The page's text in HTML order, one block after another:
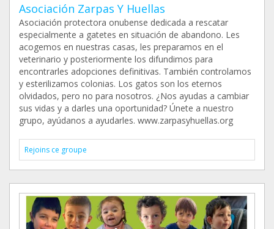
Asociación Zarpas Y Huellas
Asociación protectora onubense dedicada a rescatar
especialmente a gatetes en situación de abandono. Les
acogemos en nuestras casas, les preparamos en el
veterinario y posteriormente los difundimos para
encontrarles adopciones definitivas. También controlamos
y esterilizamos colonias. Los gatos son los eternos
olvidados, pero no para nosotros. ¿Nos ayudas a cambiar
sus vidas y a darles una oportunidad? Únete a nuestro
grupo, ayúdanos a ayudarles. www.zarpasyhuellas.org
Rejoins ce groupe